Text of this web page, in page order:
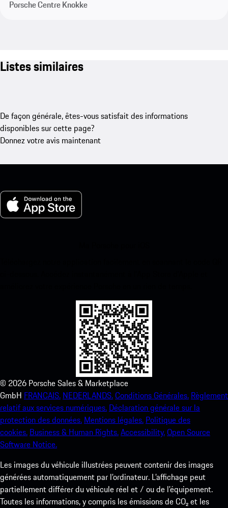
Porsche Centre Knokke
Listes similaires
De façon générale, êtes-vous satisfait des informations
disponibles sur cette page?
Donnez votre avis maintenant
© 2026 Porsche Sales & Marketplace
GmbH FRANCAIS. NEDERLANDS.Conditions Générales. Règlement
relatif aux services numériques. Déclaration générale sur la
protection des données. Mentions légales. Politique des
cookies. Business & Human Rights.Accessibility.Open Source
Software Notice.
Les images du véhicule illustrées peuvent contenir des images
générées automatiquement par l’ordinateur. L’affichage peut
partiellement différer du véhicule réel et / ou de l’équipement.
Toutes les informations, y compris les émissions de CO₂ et les